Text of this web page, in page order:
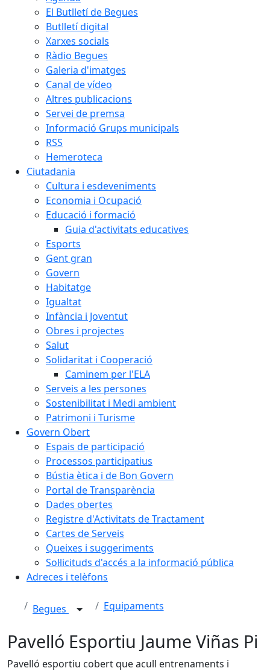
El Butlletí de Begues
Butlletí digital
Xarxes socials
Ràdio Begues
Galeria d'imatges
Canal de vídeo
Altres publicacions
Servei de premsa
Informació Grups municipals
RSS
Hemeroteca
Ciutadania
Cultura i esdeveniments
Economia i Ocupació
Educació i formació
Guia d'activitats educatives
Esports
Gent gran
Govern
Habitatge
Igualtat
Infància i Joventut
Obres i projectes
Salut
Solidaritat i Cooperació
Caminem per l'ELA
Serveis a les persones
Sostenibilitat i Medi ambient
Patrimoni i Turisme
Govern Obert
Espais de participació
Processos participatius
Bústia ètica i de Bon Govern
Portal de Transparència
Dades obertes
Registre d'Activitats de Tractament
Cartes de Serveis
Queixes i suggeriments
Sol·licituds d'accés a la informació pública
Adreces i telèfons
Begues Equipaments
Pavelló Esportiu Jaume Viñas Pi
Pavelló esportiu cobert que acull entrenaments i